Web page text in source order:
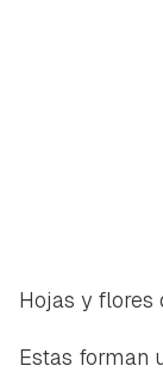
Hojas y flores
Estas forman